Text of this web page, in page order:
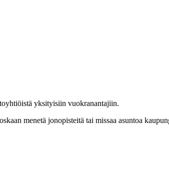
yksityisiin vuokranantajiin.
menetä jonopisteitä tai missaa asuntoa